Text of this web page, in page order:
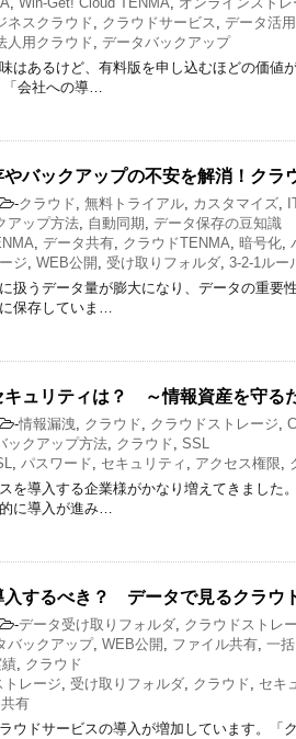
ネスクラウド, クラウドサービス , データ活
人用クラウド, データバックアップ
味はあるけど、有料版を申し込むほどの価
「会社への導…
バックアップの不安を解消！クラ
-クラウド, 無料トライアル, カスタマイズ,
アップ方法, 自動同期, データ保存の豆知識
, データ共有, クラウドTENMA, 暗号化,
ジ, WEB公開 , 受け取りフォルダ, 3-2-1ルー
扱うデータ量が膨大になり、データの重要
保存していま…
キュリティは？ ～情報資産を守る
-情報漏洩, クラウド, クラウドストレージ,
ックアップ方法, クラウド, SSL
, パスワード, セキュリティ , アクセス権限,
を導入する企業様がかなり増えてきました
に導入が進み…
入するべき？ データで見るクラウ
-データ受け取りフォルダ, クラウドストレ
バックアップ, WEB公開 , ファイル共有, 一
, クラウド
トレージ, 受け取りフォルダ, クラウド, セキ
有
ウドサービスの導入が増加しています。「